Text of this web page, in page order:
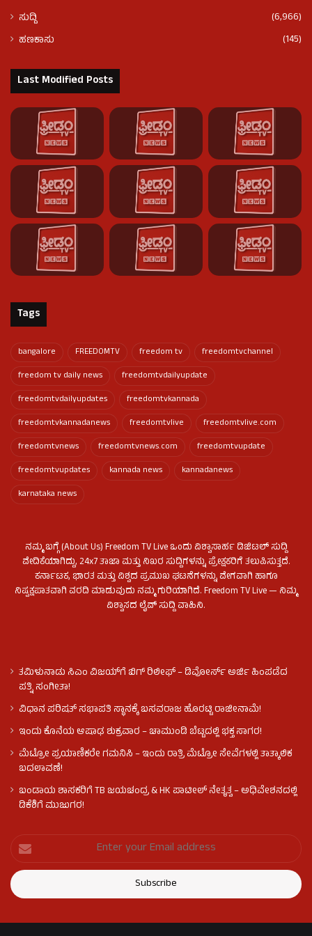
ಸುದ್ದಿ
(6,966)
ಹಣಕಾಸು
(145)
Last Modified Posts
Tags
bangalore FREEDOMTV freedom tv
freedomtvchannel
freedom tv daily news
freedomtvdailyupdate
freedomtvdailyupdates
freedomtvkannada
freedomtvkannadanews
freedomtvlive
freedomtvlive.com
freedomtvnews
freedomtvnews.com
freedomtvupdate
freedomtvupdates
kannada news
kannadanews
karnataka news
ನಮ್ಮ ಬಗ್ಗೆ (About Us) Freedom TV Live ಒಂದು ವಿಶ್ವಾಸಾರ್ಹ ಡಿಜಿಟಲ್ ಸುದ್ದಿ
ವೇದಿಕೆಯಾಗಿದ್ದು, 24x7 ತಾಜಾ ಮತ್ತು ನಿಖರ ಸುದ್ದಿಗಳನ್ನು ಪ್ರೇಕ್ಷಕರಿಗೆ ತಲುಪಿಸುತ್ತದೆ.
ಕರ್ನಾಟಕ, ಭಾರತ ಮತ್ತು ವಿಶ್ವದ ಪ್ರಮುಖ ಘಟನೆಗಳನ್ನು ವೇಗವಾಗಿ ಹಾಗೂ
ನಿಷ್ಪಕ್ಷಪಾತವಾಗಿ ವರದಿ ಮಾಡುವುದು ನಮ್ಮ ಗುರಿಯಾಗಿದೆ. Freedom TV Live — ನಿಮ್ಮ
ವಿಶ್ವಾಸದ ಲೈವ್ ಸುದ್ದಿ ವಾಹಿನಿ.
ತಮಿಳುನಾಡು ಸಿಎಂ ವಿಜಯ್‌ಗೆ ಬಿಗ್ ರಿಲೀಫ್ – ಡಿವೋರ್ಸ್ ಅರ್ಜಿ ಹಿಂಪಡೆದ
ಪತ್ನಿ ಸಂಗೀತಾ!
ವಿಧಾನ ಪರಿಷತ್ ಸಭಾಪತಿ ಸ್ಥಾನಕ್ಕೆ ಬಸವರಾಜ ಹೊರಟ್ಟಿ ರಾಜೀನಾಮೆ!
ಇಂದು ಕೊನೆಯ ಆಷಾಢ ಶುಕ್ರವಾರ – ಚಾಮುಂಡಿ ಬೆಟ್ಟದಲ್ಲಿ ಭಕ್ತ ಸಾಗರ!
ಮೆಟ್ರೋ ಪ್ರಯಾಣಿಕರೇ ಗಮನಿಸಿ – ಇಂದು ರಾತ್ರಿ ಮೆಟ್ರೋ ಸೇವೆಗಳಲ್ಲಿ ತಾತ್ಕಾಲಿಕ
ಬದಲಾವಣೆ!
ಬಂಡಾಯ ಶಾಸಕರಿಗೆ TB ಜಯಚಂದ್ರ & HK ಪಾಟೀಲ್ ನೇತೃತ್ವ – ಅಧಿವೇಶನದಲ್ಲಿ
ಡಿಕೆಶಿಗೆ ಮುಜುಗರ!